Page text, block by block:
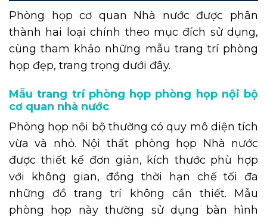
Phòng họp cơ quan Nhà nước được phân
thành hai loại chính theo mục đích sử dụng,
cùng tham khảo những mẫu trang trí phòng
họp đẹp, trang trọng dưới đây.
Mẫu trang trí phòng họp phòng họp nội bộ
cơ quan nhà nước
Phòng họp nội bộ thường có quy mô diện tích
vừa và nhỏ. Nội thất phòng họp Nhà nước
được thiết kế đơn giản, kích thước phù hợp
với không gian, đồng thời hạn chế tối đa
những đồ trang trí không cần thiết. Mẫu
phòng họp này thường sử dụng bàn hình